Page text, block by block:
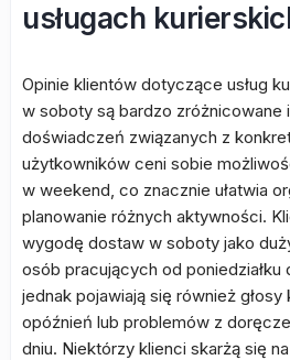
usługach
Opinie klientów dotyczące usług
w soboty są bardzo zróżnicowane
doświadczeń związanych z
użytkowników ceni sobie
w weekend, co znacznie ułatwia
planowanie różnych aktywności.
wygodę dostaw w soboty jako
osób pracujących od poniedziałku
jednak pojawiają się również
opóźnień lub problemów z
dniu. Niektórzy klienci skarżą się